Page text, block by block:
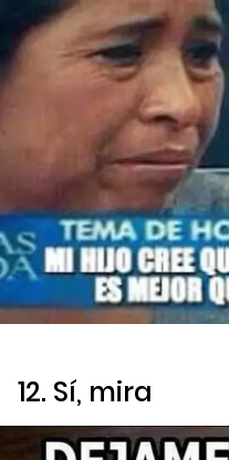
12. Sí, mira